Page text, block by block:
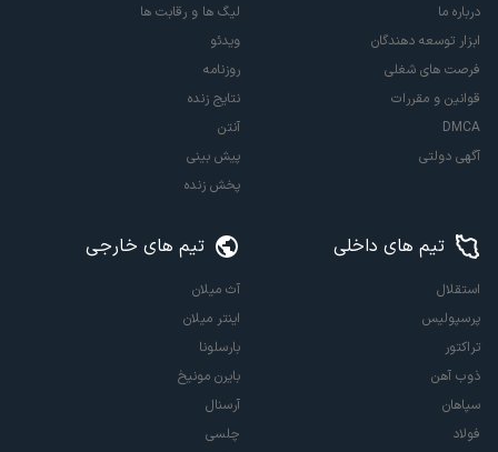
درباره ما
ابزار توسعه دهندگان
فرصت های شغلی
قوانین و مقررات
DMCA
آگهی دولتی
لیگ ها و رقابت ها
ویدئو
روزنامه
نتایج زنده
آنتن
پیش بینی
پخش زنده
تیم های داخلی
استقلال
پرسپولیس
تراکتور
ذوب آهن
سپاهان
فولاد
تیم های خارجی
آث میلان
اینتر میلان
بارسلونا
بایرن مونیخ
آرسنال
چلسی